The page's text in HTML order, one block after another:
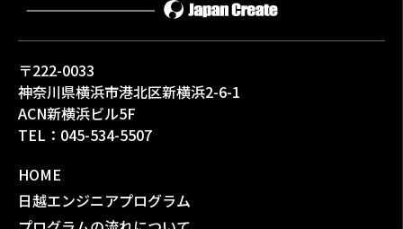
〒222-0033
神奈川県横浜市港北区新横浜2-6-1
ACN新横浜ビル5F
TEL： 045-534-5507
HOME
日越エンジニアプログラム